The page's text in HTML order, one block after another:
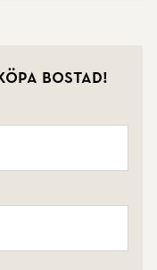
bostad!